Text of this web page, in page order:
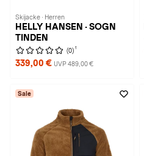
Skijacke · Herren
HELLY HANSEN · SOGN
TINDEN
(0) 1
339,00 € UVP 489,00 €
Sale